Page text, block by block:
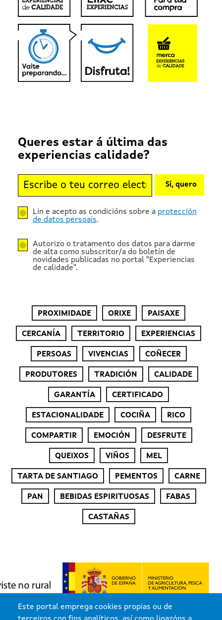
Este portal emprega cookies propias ou de
Queres estar á última das
experiencias calidade?
Lin e acepto as condicións sobre a protección
de datos persoais.
Autorizo o tratamento dos datos para darme
de alta como subscritor/a do boletín de
novidades publicadas no portal "Experiencias
de calidade".
Sí, quero
PROXIMIDADE ORIXE PAISAXE
CERCANÍA TERRITORIO EXPERIENCIAS
PERSOAS VIVENCIAS COÑECER
PRODUTORES TRADICIÓN CALIDADE
GARANTÍA CERTIFICADO
ESTACIONALIDADE COCIÑA RICO
COMPARTIR EMOCIÓN DESFRUTE
QUEIXOS VIÑOS MEL
TARTA DE SANTIAGO PEMENTOS CARNE
PAN BEBIDAS ESPIRITUOSAS FABAS
CASTAÑAS